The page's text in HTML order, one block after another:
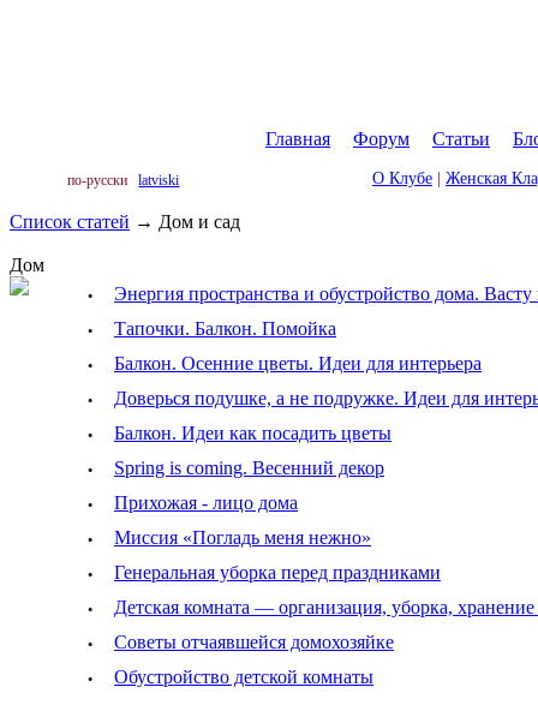
Главная Форум Статьи
по-русски latviski О Клубе Женская
Список статей → Дом и сад
Дом
· Энергия пространства и обустройство дома. Васту
· Тапочки. Балкон. Помойка
· Балкон. Осенние цветы. Идеи для интерьера
· Доверься подушке, а не подружке. Идеи для
· Балкон. Идеи как посадить цветы
· Spring is coming. Весенний декор
· Прихожая - лицо дома
· Миссия «Погладь меня нежно»
· Генеральная уборка перед праздниками
· Детская комната — организация, уборка,
· Советы отчаявшейся домохозяйке
· Обустройство детской комнаты